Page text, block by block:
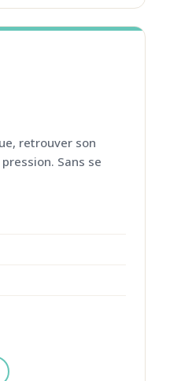
retrouver son
Sans se